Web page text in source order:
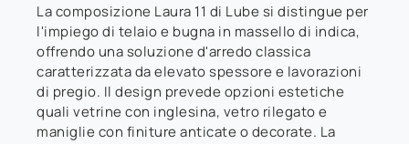
La composizione Laura 11 di Lube si distingue per
l'impiego di telaio e bugna in massello di indica,
offrendo una soluzione d'arredo classica
caratterizzata da elevato spessore e lavorazioni
di pregio. Il design prevede opzioni estetiche
quali vetrine con inglesina, vetro rilegato e
maniglie con finiture anticate o decorate. La